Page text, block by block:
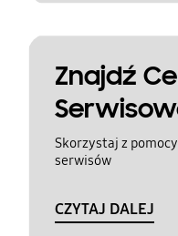
Znajdź
Skorzystaj z
serwisów
CZYTAJ DALEJ